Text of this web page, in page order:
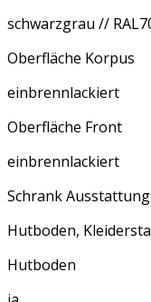
schwarzgrau //
Oberfläche Korpus
einbrennlackiert
Oberfläche Front
einbrennlackiert
Schrank Ausstattung
Hutboden,
Hutboden